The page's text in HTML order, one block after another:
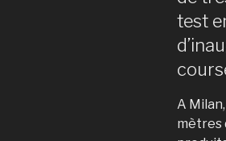
test
A
mètres